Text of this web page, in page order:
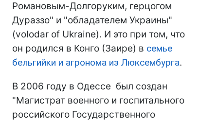
Романовым-Долгоруким, герцогом
Дураззо" и "обладателем Украины"
(volodar of Ukraine). И это при том, что
он родился в Конго (Заире) в семье
бельгийки и агронома из Люксембурга.
В 2006 году в Одессе был создан
"Магистрат военного и госпитального
российского Государственного